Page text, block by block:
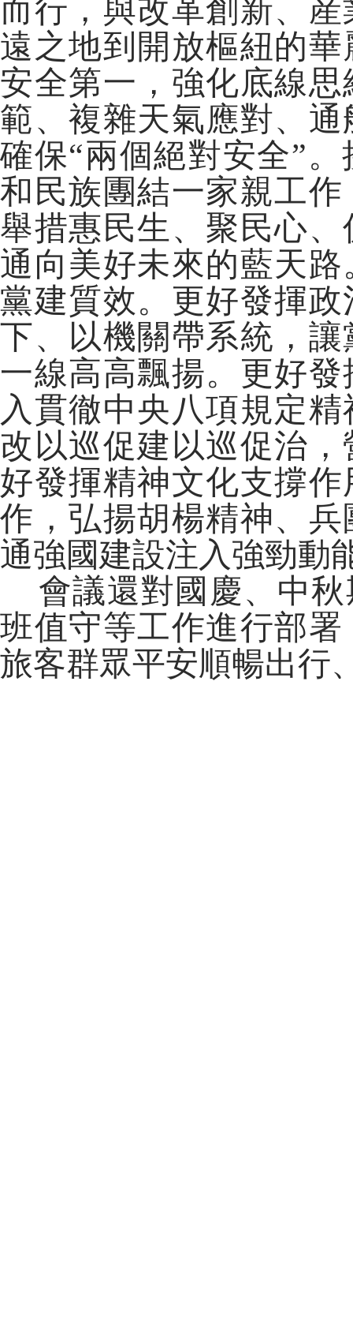
而行，與改革創新、
遠之地到開放樞紐的
安全第一，強化底線
範、複雜天氣應對、
確保“兩個絕對安全”
和民族團結一家親工
舉措惠民生、聚民心
通向美好未來的藍天
黨建質效。更好發揮
下、以機關帶系統，
一線高高飄揚。更好
入貫徹中央八項規定
改以巡促建以巡促治
好發揮精神文化支撐
作，弘揚胡楊精神、
通強國建設注入強勁動
會議還對國慶、中秋
班值守等工作進行部
旅客群眾平安順暢出行